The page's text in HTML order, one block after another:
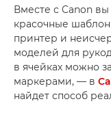
Вместе с Canon
красочные
принтер и
моделей для
в ячейках можно
маркерами, — в
найдет способ